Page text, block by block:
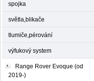
spojka
světla,blikače
tlumiče,pérování
výfukový system
Range Rover Evoque (od
2019-)